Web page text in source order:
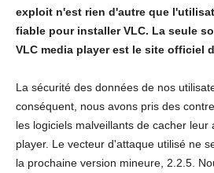
exploit n'est rien d'autre que
fiable pour installer VLC. La seule
VLC media player est le site officiel
La sécurité des données de nos
conséquent, nous avons pris des
les logiciels malveillants de cacher leur
player. Le vecteur d'attaque utilisé ne
la prochaine version mineure, 2.2.5.